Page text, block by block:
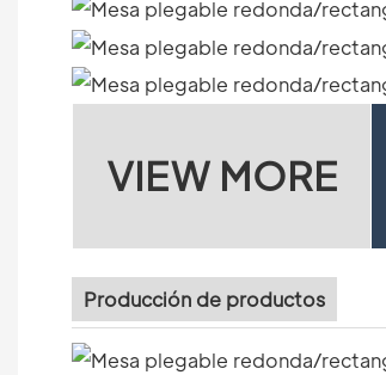
VIEW MORE
Producción de productos